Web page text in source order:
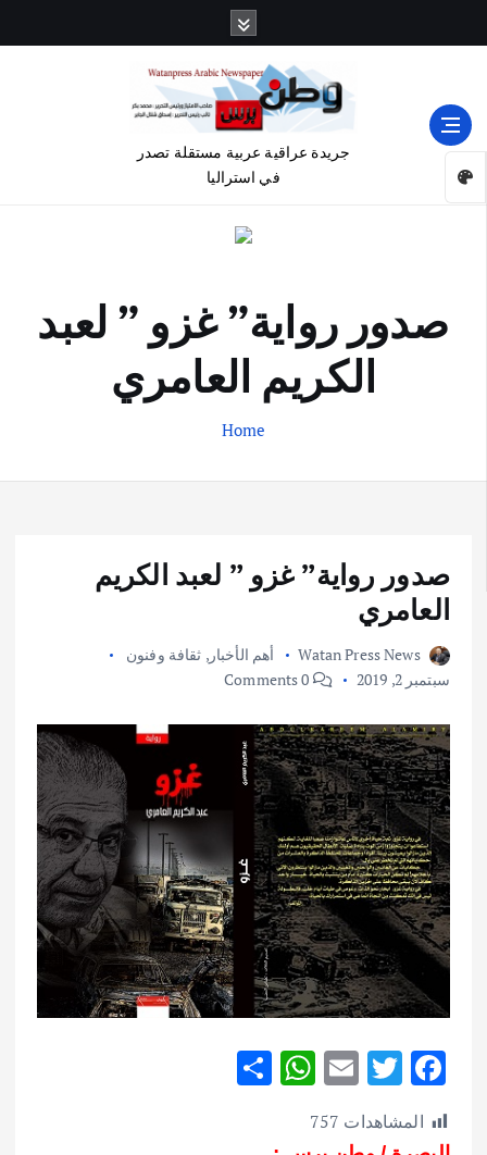
جريدة عراقية عربية مستقلة تصدر
في استراليا
صدور رواية” غزو ” لعبد
الكريم العامري
Home
صدور رواية” غزو ” لعبد الكريم
العامري
Watan Press News أهم الأخبار, ثقافة وفنون
سبتمبر 2, 2019
F
ac
e
T
w
it
E
ai
W
at المشاهدات 757